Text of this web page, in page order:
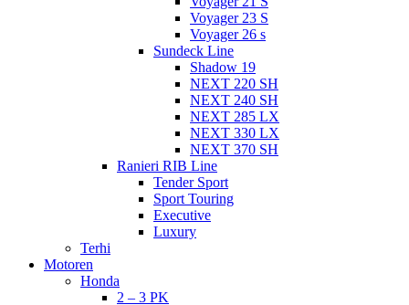
Voyager 23 S
Voyager 26 s
Sundeck Line
Shadow 19
NEXT 220 SH
NEXT 240 SH
NEXT 285 LX
NEXT 330 LX
NEXT 370 SH
Ranieri RIB Line
Tender Sport
Sport Touring
Executive
Luxury
Terhi
Motoren
Honda
2 – 3 PK